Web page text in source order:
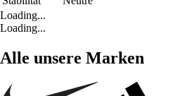
Loading...
Loading...
Alle unsere Marken